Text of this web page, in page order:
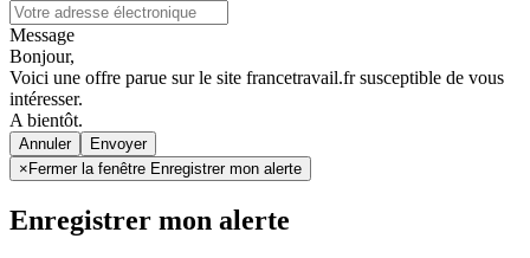
Message
Bonjour,
Voici une offre parue sur le site francetravail.fr susceptible de vous
intéresser.
A bientôt.
Annuler
× Fermer la fenêtre Enregistrer mon alerte
Enregistrer mon alerte